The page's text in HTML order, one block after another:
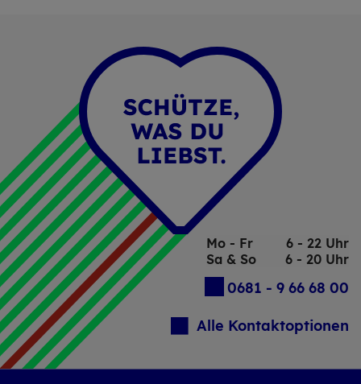
Mo - Fr
6 - 22 Uhr
Sa & So
6 - 20 Uhr
0681 - 9 66 68 00
Alle Kontaktoptionen